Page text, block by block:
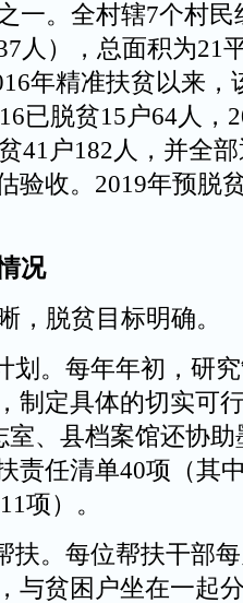
一。全村辖7个村民
人），总面积为21
年精准扶贫以来，
已脱贫15户64人，
41户182人，并全
验收。2019年预脱
况
脱贫目标明确。
。每年年初，研
制定具体的切实可
室、县档案馆还协
责任清单40项（其
项）。
。每位帮扶干部
与贫困户坐在一起